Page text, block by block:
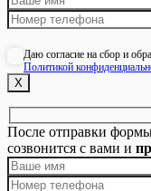
Даю согласие на сбор и
Политикой
Х
После отправки
созвонится с вами и